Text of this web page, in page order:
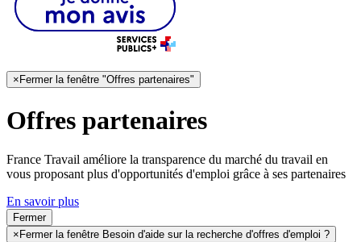
× Fermer la fenêtre "Offres partenaires"
Offres partenaires
France Travail améliore la transparence du marché du travail en
vous proposant plus d'opportunités d'emploi grâce à ses partenaires
En savoir plus
Fermer
× Fermer la fenêtre Besoin d'aide sur la recherche d'offres d'emploi ?